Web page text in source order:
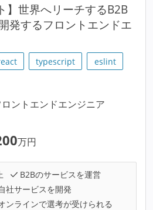
】世界へリーチするB2B
発するフロントエンドエ
typescript
eslint
ロントエンドエンジニア
万円
B2Bのサービスを運営
社サービスを開発
ンラインで選考が受けられる